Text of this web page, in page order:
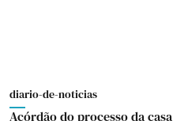
diario-de-noticias
Acórdão do processo da